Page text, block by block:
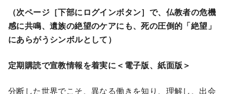
（次ページ［下部にログインボタン］で、仏教者の危機
感に共鳴、遺族の絶望のケアにも、死の圧倒的「絶望」
にあらがうシンボルとして）
定期購読で宣教情報を着実に＜電子版、紙面版＞
分断した世界でこそ、異なる働きを知り、理解し、出会